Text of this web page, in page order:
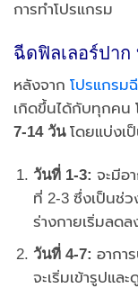
การทำโปรแกรม
ฉีดฟิลเลอร์ปาก
หลังจาก โปรแกรม
เกิดขึ้นได้กับทุกคน
7-14 วันโดยแบ่งเ
วันที่ 1-3: จะมีอ
ที่ 2-3 ซึ่งเป็นช่ว
ร่างกายเริ่มลดล
วันที่ 4-7: อากา
จะเริ่มเข้ารูปแล